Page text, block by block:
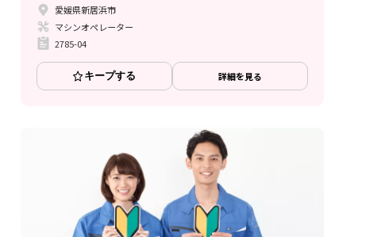
愛媛県新居浜市
マシンオペレーター
2785-04
キープする 詳細を見る